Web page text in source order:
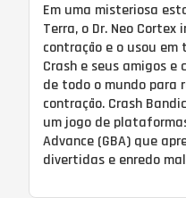
Em uma misteriosa
Terra, o Dr. Neo
contração e o usou
Crash e seus amigos
de todo o mundo para
contração. Crash
um jogo de
Advance (GBA) que
divertidas e enredo